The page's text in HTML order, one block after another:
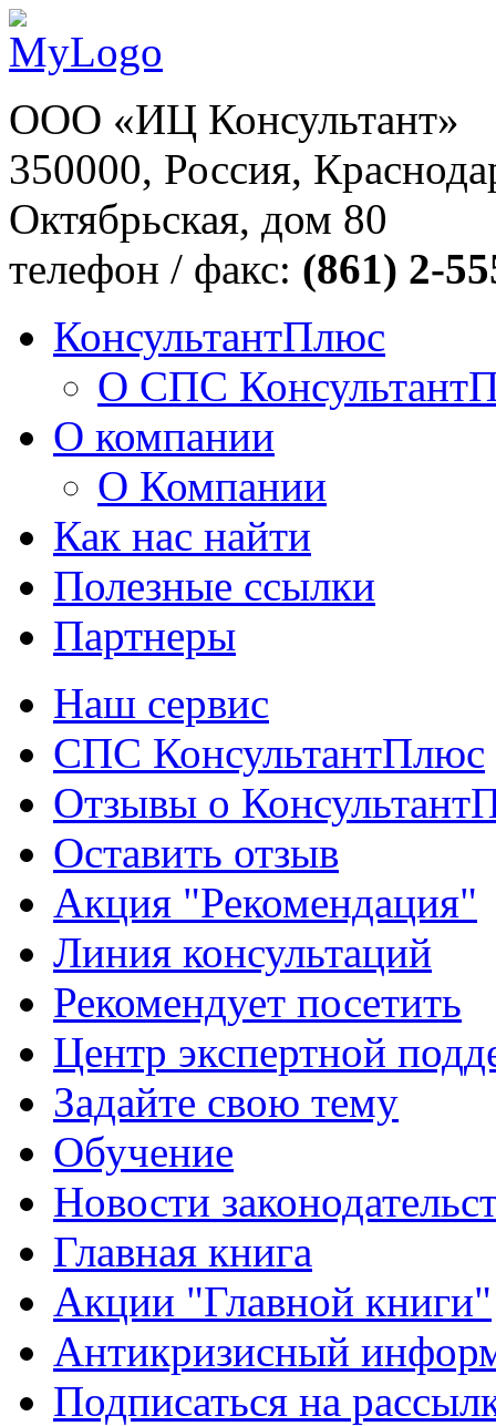
ООО «ИЦ Консультант»
350000, Россия,
Октябрьская, дом 80
телефон / факс: (861) 2-
КонсультантПлюс
О СПС
О компании
О Компании
Как нас найти
Полезные ссылки
Партнеры
Наш сервис
СПС КонсультантПлюс
Отзывы о
Оставить отзыв
Акция "Рекомендация"
Линия консультаций
Рекомендует посетить
Центр экспертной
Задайте свою тему
Обучение
Новости
Главная книга
Акции "Главной книги"
Антикризисный
Подписаться на